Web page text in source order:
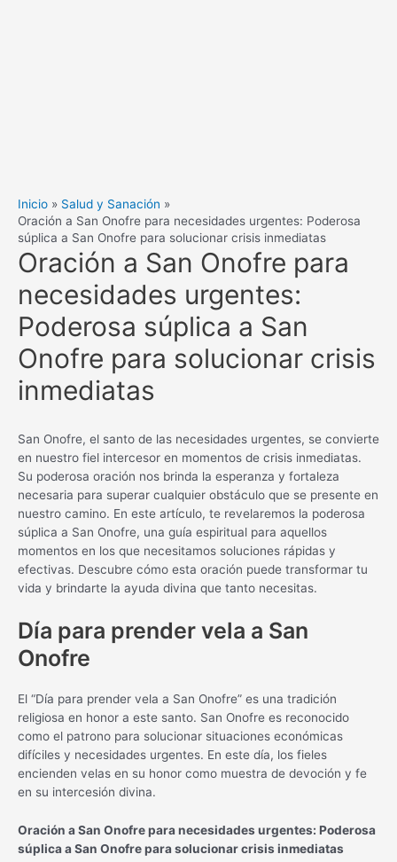
Inicio
Salud y Sanación
Oración a San Onofre para necesidades urgentes: Poderosa
súplica a San Onofre para solucionar crisis inmediatas
Oración a San Onofre para
necesidades urgentes:
Poderosa súplica a San
Onofre para solucionar crisis
inmediatas
San Onofre, el santo de las necesidades urgentes, se convierte
en nuestro fiel intercesor en momentos de crisis inmediatas.
Su poderosa oración nos brinda la esperanza y fortaleza
necesaria para superar cualquier obstáculo que se presente en
nuestro camino. En este artículo, te revelaremos la poderosa
súplica a San Onofre, una guía espiritual para aquellos
momentos en los que necesitamos soluciones rápidas y
efectivas. Descubre cómo esta oración puede transformar tu
vida y brindarte la ayuda divina que tanto necesitas.
Día para prender vela a San
Onofre
El “Día para prender vela a San Onofre” es una tradición
religiosa en honor a este santo. San Onofre es reconocido
como el patrono para solucionar situaciones económicas
difíciles y necesidades urgentes. En este día, los fieles
encienden velas en su honor como muestra de devoción y fe
en su intercesión divina.
Oración a San Onofre para necesidades urgentes: Poderosa
súplica a San Onofre para solucionar crisis inmediatas